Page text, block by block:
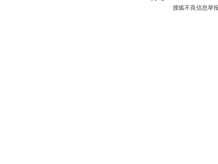
搜狐不良信息举